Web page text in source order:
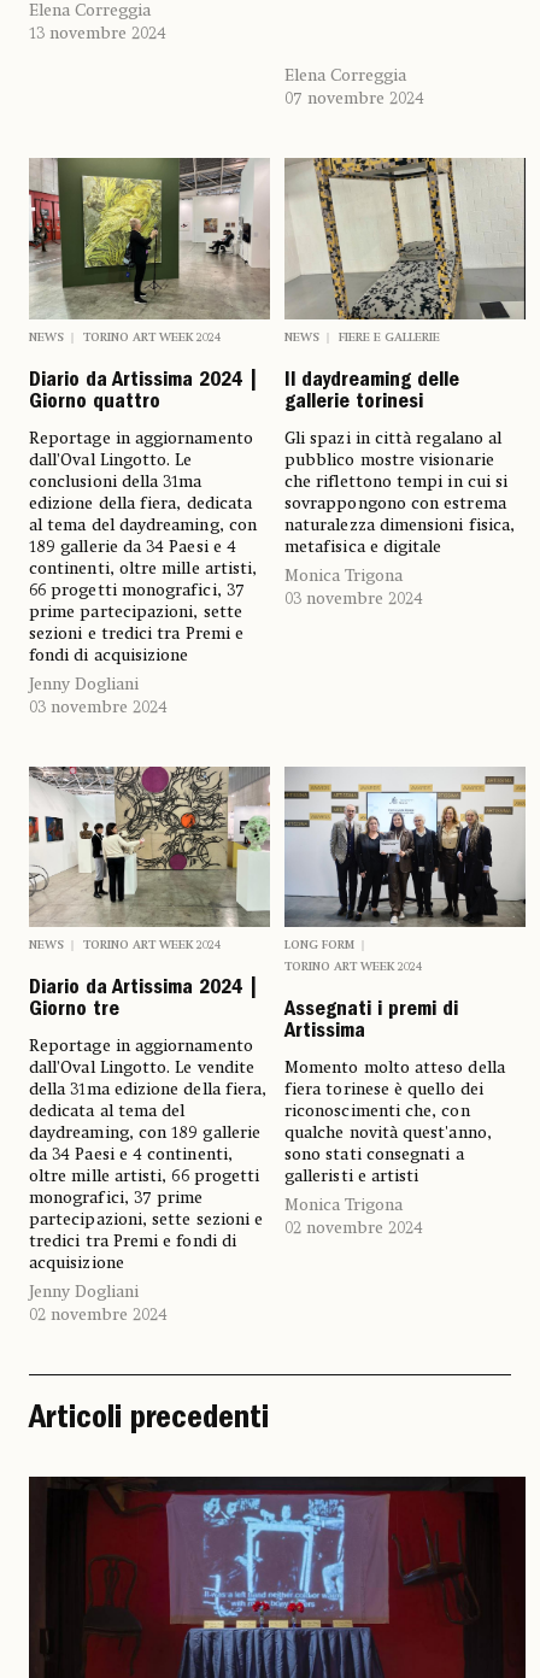
Elena Correggia
13 novembre 2024
Elena Correggia
07 novembre 2024
NEWS TORINO ART WEEK 2024
Diario da Artissima 2024 |
Giorno quattro
Reportage in aggiornamento
dall’Oval Lingotto. Le
conclusioni della 31ma
edizione della fiera, dedicata
al tema del daydreaming, con
189 gallerie da 34 Paesi e 4
continenti, oltre mille artisti,
66 progetti monografici, 37
prime partecipazioni, sette
sezioni e tredici tra Premi e
fondi di acquisizione
Jenny Dogliani
03 novembre 2024
NEWS FIERE E GALLERIE
Il daydreaming delle
gallerie torinesi
Gli spazi in città regalano al
pubblico mostre visionarie
che riflettono tempi in cui si
sovrappongono con estrema
naturalezza dimensioni fisica,
metafisica e digitale
Monica Trigona
03 novembre 2024
NEWS TORINO ART WEEK 2024
Diario da Artissima 2024 |
Giorno tre
Reportage in aggiornamento
dall’Oval Lingotto. Le vendite
della 31ma edizione della fiera,
dedicata al tema del
daydreaming, con 189 gallerie
da 34 Paesi e 4 continenti,
oltre mille artisti, 66 progetti
monografici, 37 prime
partecipazioni, sette sezioni e
tredici tra Premi e fondi di
acquisizione
Jenny Dogliani
02 novembre 2024
LONG FORM
TORINO ART WEEK 2024
Assegnati i premi di
Artissima
Momento molto atteso della
fiera torinese è quello dei
riconoscimenti che, con
qualche novità quest'anno,
sono stati consegnati a
galleristi e artisti
Monica Trigona
02 novembre 2024
Articoli precedenti